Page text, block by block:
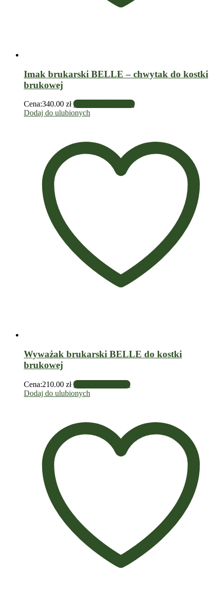
Imak brukarski BELLE – chwytak do kostki
brukowej
Cena:340.00 zł Dowiedz się więcej
Dodaj do ulubionych
Wyważak brukarski BELLE do kostki
brukowej
Cena:210.00 zł Dodaj do koszyka
Dodaj do ulubionych